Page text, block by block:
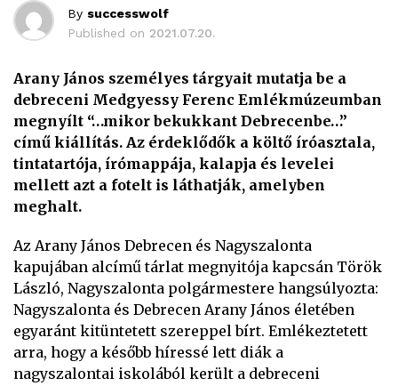
By successwolf
Published on 2021.07.20.
Arany János személyes tárgyait mutatja be a
debreceni Medgyessy Ferenc Emlékmúzeumban
megnyílt “…mikor bekukkant Debrecenbe…”
című kiállítás. Az érdeklődők a költő íróasztala,
tintatartója, írómappája, kalapja és levelei
mellett azt a fotelt is láthatják, amelyben
meghalt.
Az Arany János Debrecen és Nagyszalonta
kapujában alcímű tárlat megnyitója kapcsán Török
László, Nagyszalonta polgármestere hangsúlyozta:
Nagyszalonta és Debrecen Arany János életében
egyaránt kitüntetett szereppel bírt. Emlékeztetett
arra, hogy a később híressé lett diák a
nagyszalontai iskolából került a debreceni